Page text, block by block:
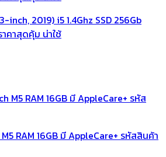
inch, 2019) i5 1.4Ghz SSD 256Gb
คาสุดคุ้ม น่าใช้
RAM 16GB มี AppleCare+ รหัสสินค้า